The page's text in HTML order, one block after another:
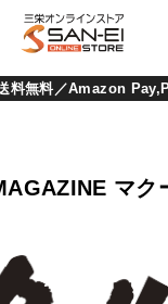
料無料／Amazon
マク